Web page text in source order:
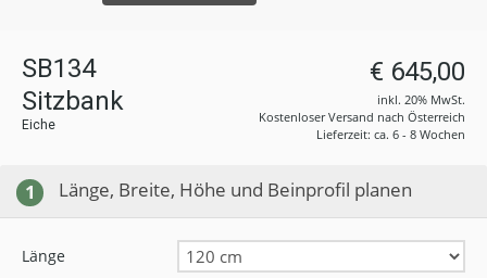
SB134
Sitzbank
Eiche
€ 645,00
inkl. 20% MwSt.
Kostenloser Versand nach Österreich
Lieferzeit: ca. 6 - 8 Wochen
1 Länge, Breite, Höhe und Beinprofil planen
Länge